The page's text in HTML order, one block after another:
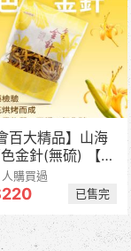
百大精品】山海
金針(無硫) 【產
中下旬】
購買過
已售完